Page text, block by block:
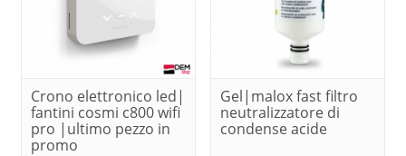
Crono elettronico led|
fantini cosmi c800 wifi
pro |ultimo pezzo in
promo
Gel|malox fast filtro
neutralizzatore di
condense acide